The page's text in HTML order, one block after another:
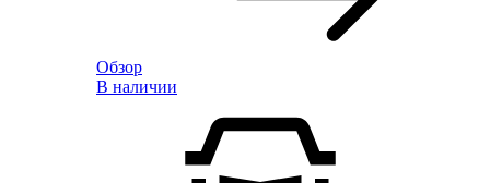
Обзор
В наличии